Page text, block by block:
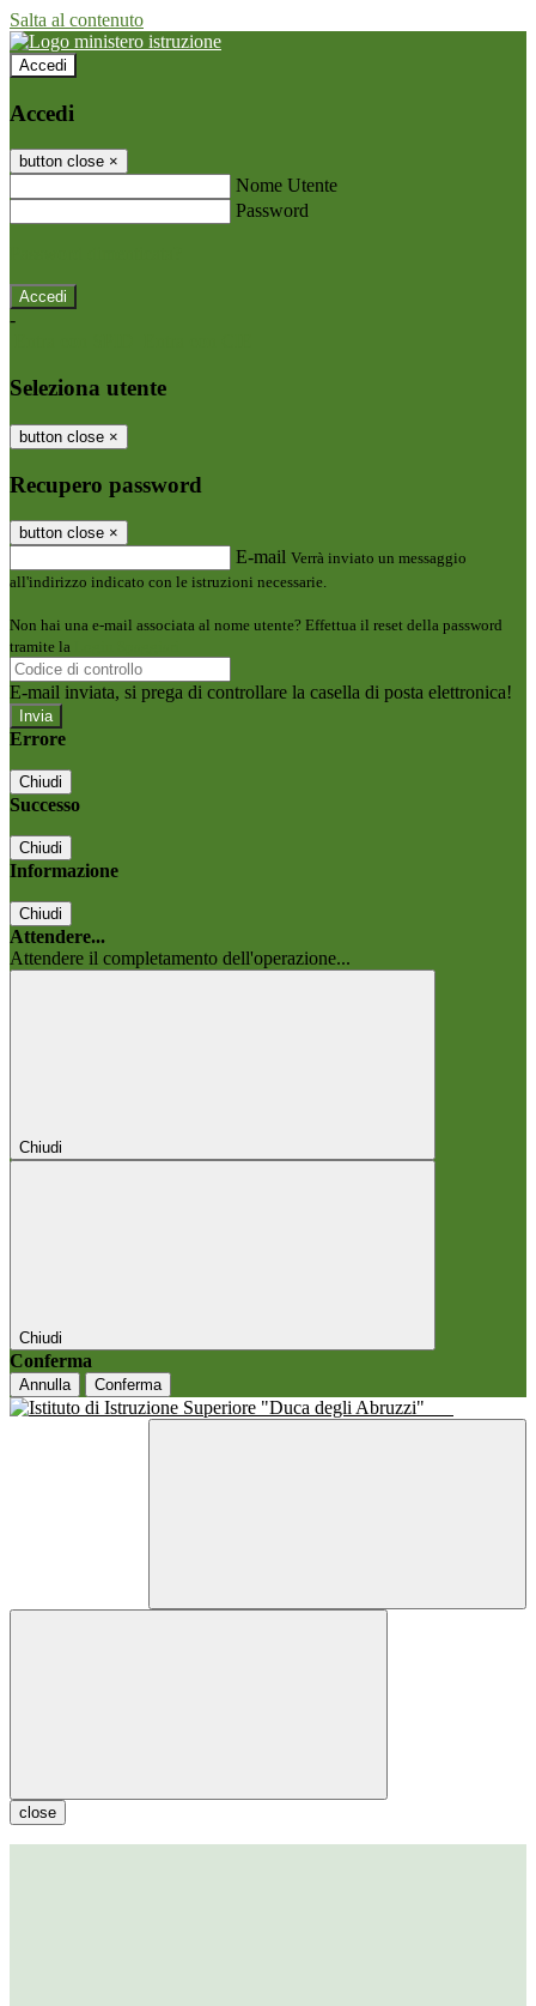
Salta al contenuto
Accedi
Accedi
button close ×
Nome Utente
Password
-
Seleziona utente
button close ×
Recupero password
button close ×
E-mail Verrà inviato un messaggio
all'indirizzo indicato con le istruzioni necessarie.
Non hai una e-mail associata al nome utente? Effettua il reset della password
tramite la
E-mail inviata, si prega di controllare la casella di posta elettronica!
Errore
Chiudi
Successo
Chiudi
Informazione
Chiudi
Attendere...
Attendere il completamento dell'operazione...
Chiudi
Chiudi
Conferma
Annulla Conferma
close